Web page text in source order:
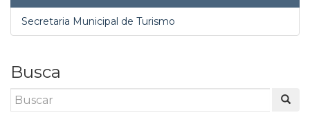
Secretaria Municipal de Turismo
Busca